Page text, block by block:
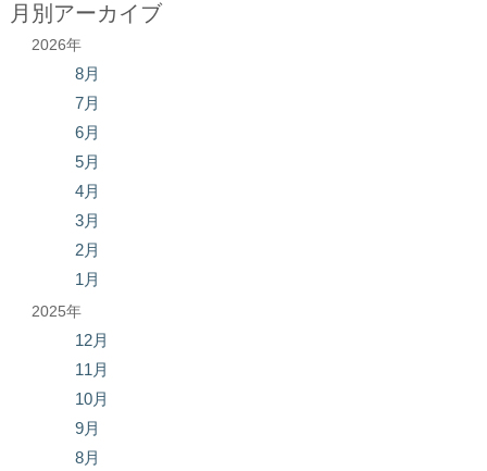
月別アーカイブ
2026年
8月
7月
6月
5月
4月
3月
2月
1月
2025年
12月
11月
10月
9月
8月